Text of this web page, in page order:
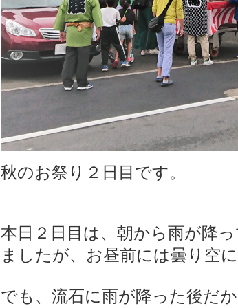
秋のお祭り２日目です。
本日２日目は、 朝から雨が降
ましたが、 お昼前には曇り空
でも、流石に雨が降った後だ